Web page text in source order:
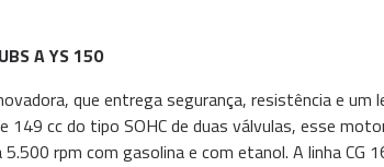
A YS 150
que entrega segurança, resistência e
149 cc do tipo SOHC de duas válvulas, esse
rpm com gasolina e com etanol. A linha CG